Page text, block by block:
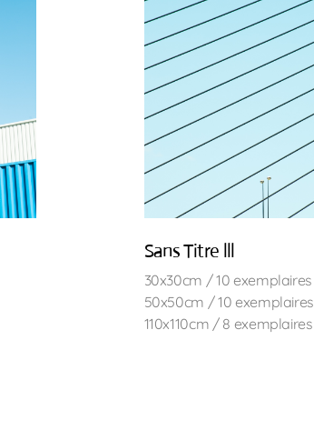
Sans Titre lll
30x30cm / 10 exemplaires
50x50cm / 10 exemplaires
110x110cm / 8 exemplaires